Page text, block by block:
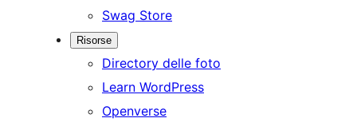
Swag Store
Risorse
Directory delle foto
Learn WordPress
Openverse